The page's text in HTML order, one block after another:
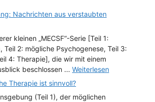
Nachrichten aus verstaubten
kleinen „MECSF“-Serie [Teil 1:
Teil 2: mögliche Psychogenese, Teil 3:
4: Therapie], die wir mit einem
beschlossen ... Weiterlesen
Therapie ist sinnvoll?
(Teil 1), der möglichen